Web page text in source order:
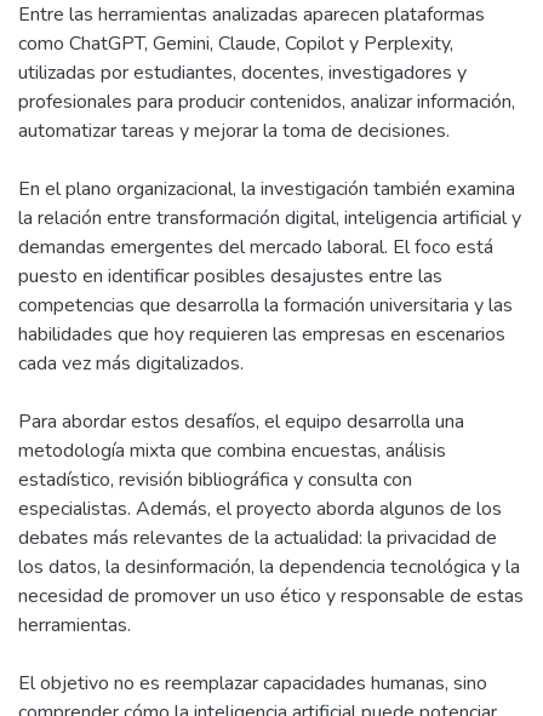
Entre las herramientas analizadas aparecen plataformas
como ChatGPT, Gemini, Claude, Copilot y Perplexity,
utilizadas por estudiantes, docentes, investigadores y
profesionales para producir contenidos, analizar información,
automatizar tareas y mejorar la toma de decisiones.
En el plano organizacional, la investigación también examina
la relación entre transformación digital, inteligencia artificial y
demandas emergentes del mercado laboral. El foco está
puesto en identificar posibles desajustes entre las
competencias que desarrolla la formación universitaria y las
habilidades que hoy requieren las empresas en escenarios
cada vez más digitalizados.
Para abordar estos desafíos, el equipo desarrolla una
metodología mixta que combina encuestas, análisis
estadístico, revisión bibliográfica y consulta con
especialistas. Además, el proyecto aborda algunos de los
debates más relevantes de la actualidad: la privacidad de
los datos, la desinformación, la dependencia tecnológica y la
necesidad de promover un uso ético y responsable de estas
herramientas.
El objetivo no es reemplazar capacidades humanas, sino